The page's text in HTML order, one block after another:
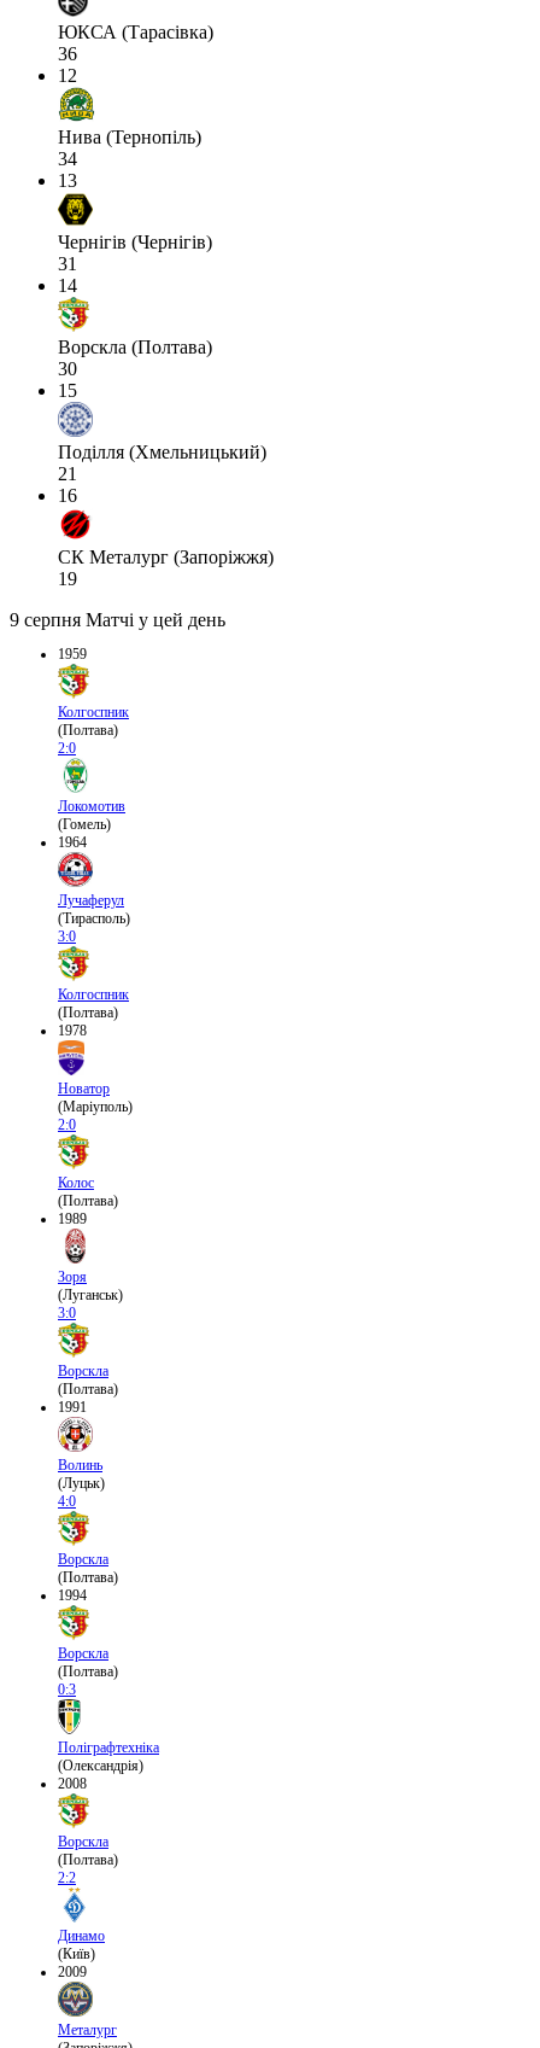
ЮКСА (Тарасівка)
36
12
Нива (Тернопіль)
34
13
Чернігів (Чернігів)
31
14
Ворскла (Полтава)
30
15
Поділля (Хмельницький)
21
16
СК Металург (Запоріжжя)
19
9 серпня Матчі у цей день
1959
Колгоспник
(Полтава)
2:0
Локомотив
(Гомель)
1964
Лучаферул
(Тирасполь)
3:0
Колгоспник
(Полтава)
1978
Новатор
(Маріуполь)
2:0
Колос
(Полтава)
1989
Зоря
(Луганськ)
3:0
Ворскла
(Полтава)
1991
Волинь
(Луцьк)
4:0
Ворскла
(Полтава)
1994
Ворскла
(Полтава)
0:3
Поліграфтехніка
(Олександрія)
2008
Ворскла
(Полтава)
2:2
Динамо
(Київ)
2009
Металург